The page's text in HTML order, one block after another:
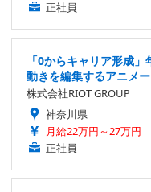
正社員
「0からキャリア形成
動きを編集するアニメ
株式会社RIOT GROUP
神奈川県
月給22万円～27万円
正社員